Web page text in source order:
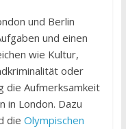
und Berlin
und einen
wie Kultur,
oder
die Aufmerksamkeit
in London. Dazu
die Olympischen